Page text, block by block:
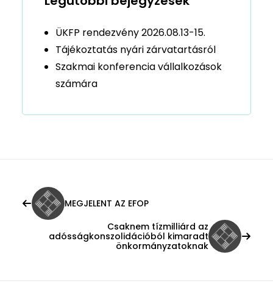
ÜKFP rendezvény 2026.08.13-15.
Tájékoztatás nyári zárvatartásról
Szakmai konferencia vállalkozások
számára
MEGJELENT AZ EFOP
Csaknem tízmilliárd az
adósságkonszolidációból kimaradt
önkormányzatoknak